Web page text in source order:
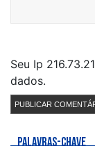
Seu Ip
dados.
PALAVRAS-CHAVE